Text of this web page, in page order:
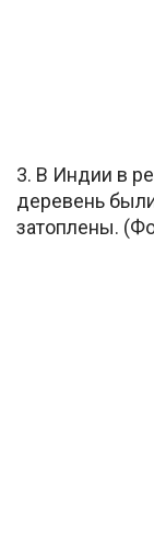
3. В Индии в
деревень
затоплены.